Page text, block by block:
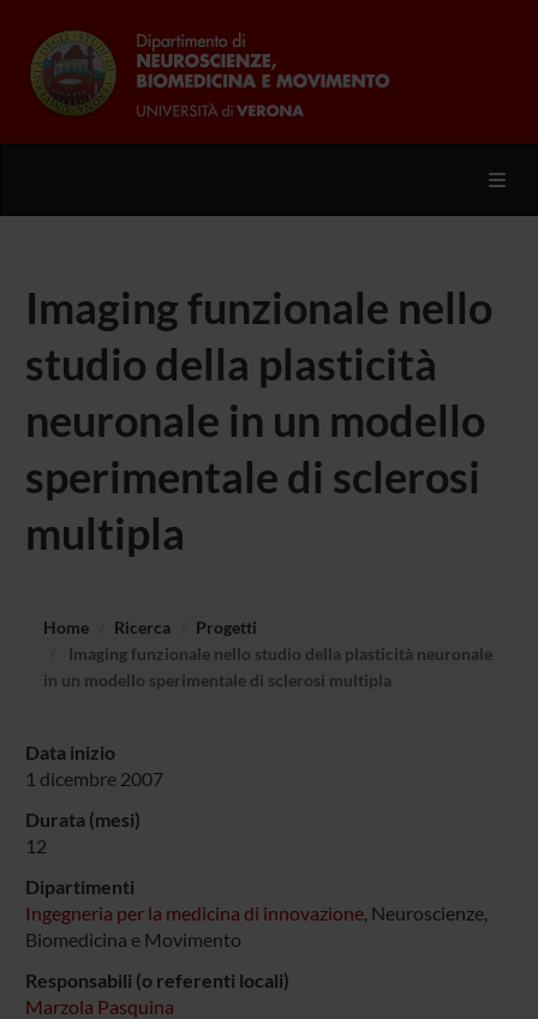
Imaging funzionale nello
studio della plasticità
neuronale in un modello
sperimentale di sclerosi
multipla
Home Ricerca
Progetti
Imaging funzionale nello studio della plasticità neuronale
in un modello sperimentale di sclerosi multipla
Data inizio
1 dicembre 2007
Durata (mesi)
12
Dipartimenti
Ingegneria per la medicina di innovazione, Neuroscienze,
Biomedicina e Movimento
Responsabili (o referenti locali)
Marzola Pasquina